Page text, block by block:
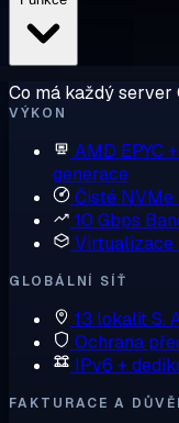
Co má každý server
VÝKON
AMD EPYC
generace
Čisté
10 Gbps
Virtualizace
GLOBÁLNÍ SÍŤ
13 lokalitS.
Ochrana
IPv6 +
FAKTURACE A